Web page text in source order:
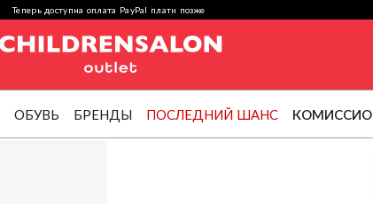
Теперь доступна оплата PayPal плати позже
ОБУВЬ БРЕНДЫ ПОСЛЕДНИЙ ШАНС